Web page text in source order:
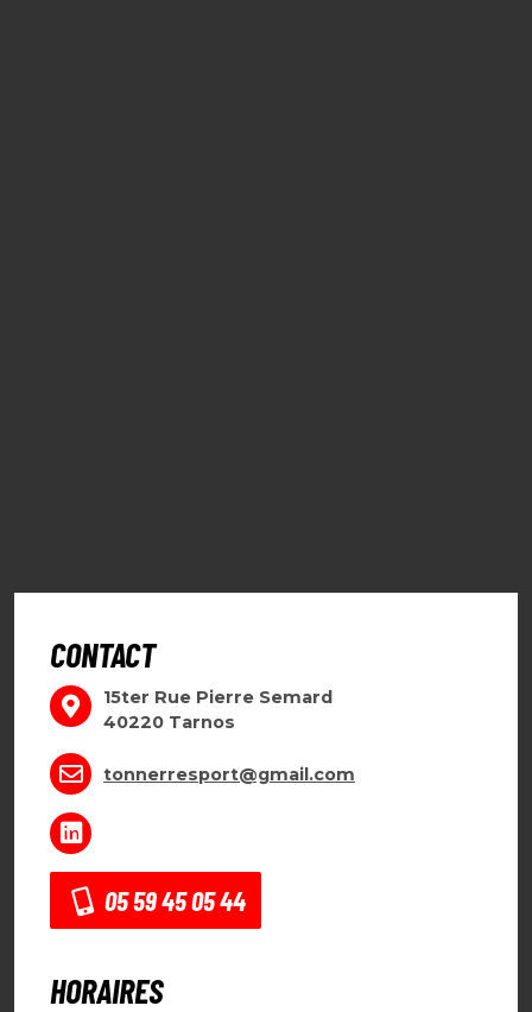
CONTACT
15ter Rue Pierre Semard
40220 Tarnos
tonnerresport@gmail.com
05 59 45 05 44
HORAIRES